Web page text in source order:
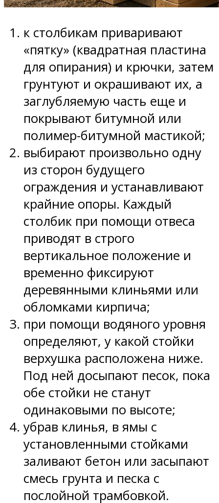
к столбикам приваривают
«пятку» (квадратная пластина
для опирания) и крючки, затем
грунтуют и окрашивают их, а
заглубляемую часть еще и
покрывают битумной или
полимер-битумной мастикой;
выбирают произвольно одну
из сторон будущего
ограждения и устанавливают
крайние опоры. Каждый
столбик при помощи отвеса
приводят в строго
вертикальное положение и
временно фиксируют
деревянными клиньями или
обломками кирпича;
при помощи водяного уровня
определяют, у какой стойки
верхушка расположена ниже.
Под ней досыпают песок, пока
обе стойки не станут
одинаковыми по высоте;
убрав клинья, в ямы с
установленными стойками
заливают бетон или засыпают
смесь грунта и песка с
послойной трамбовкой.